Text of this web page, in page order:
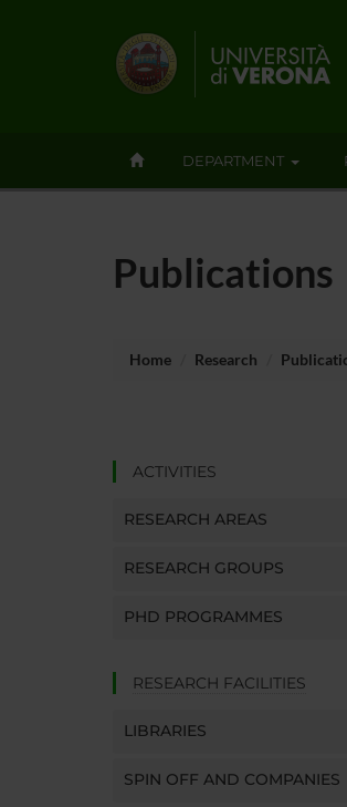
DEPARTMENT
Publications
Home Research
ACTIVITIES
RESEARCH AREAS
RESEARCH GROUPS
PHD PROGRAMMES
RESEARCH FACILITIES
LIBRARIES
SPIN OFF AND COMPANIES